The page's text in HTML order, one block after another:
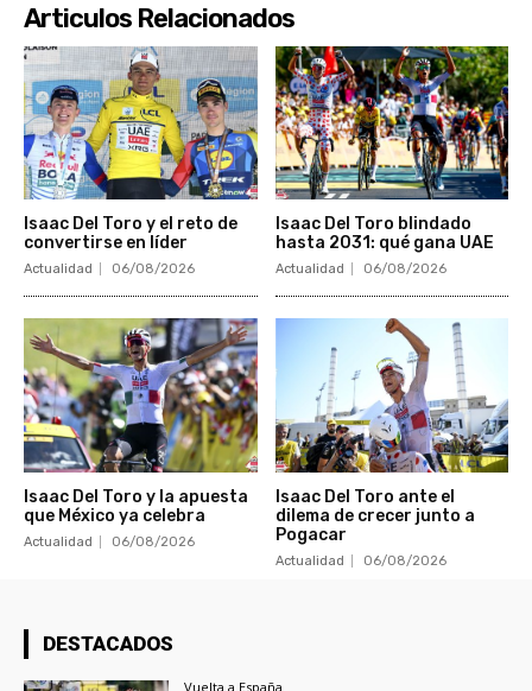
Articulos Relacionados
Isaac Del Toro y el reto de
convertirse en líder
Actualidad 06/08/2026
Isaac Del Toro blindado
hasta 2031: qué gana UAE
Actualidad 06/08/2026
Isaac Del Toro y la apuesta
que México ya celebra
Actualidad 06/08/2026
Isaac Del Toro ante el
dilema de crecer junto a
Pogacar
Actualidad 06/08/2026
DESTACADOS
Vuelta a España